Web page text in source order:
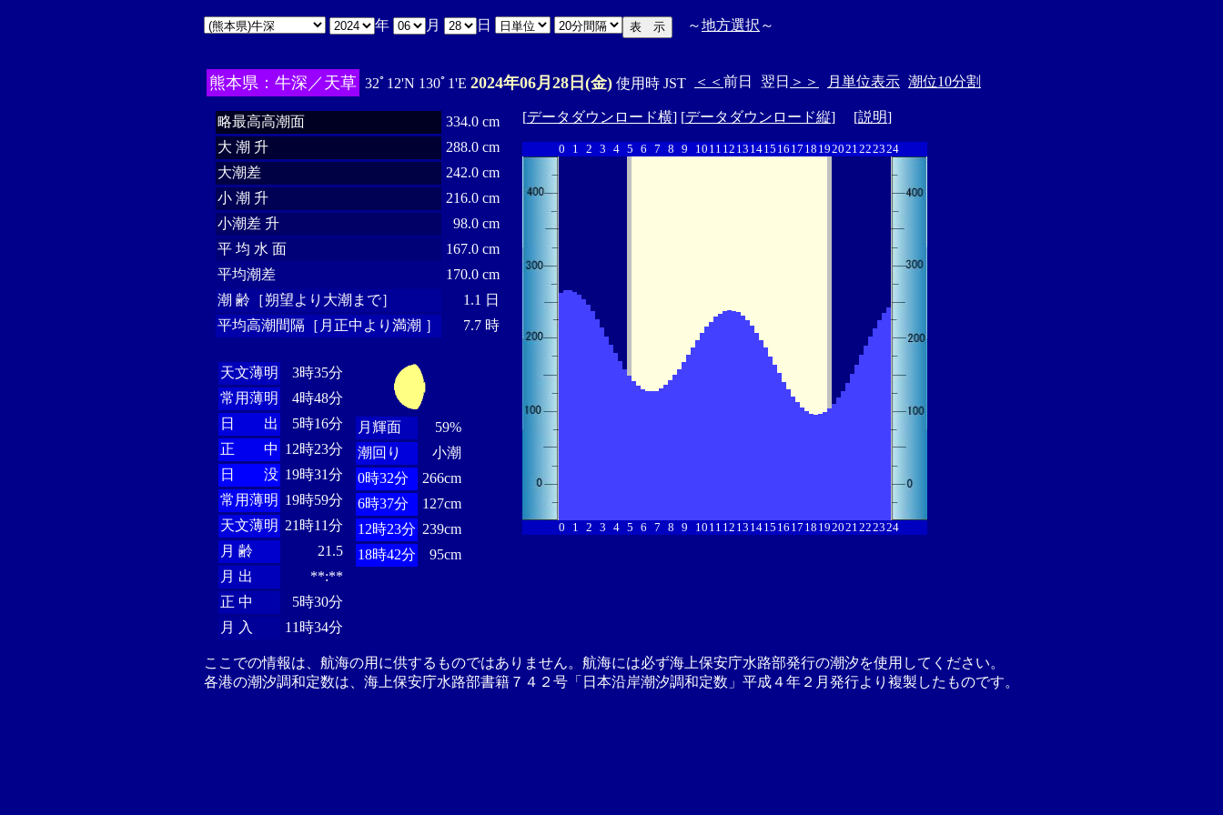
年 月 日 ～地方選択 ～
熊本県：牛深／天草 32ﾟ12'N 130ﾟ1'E 2024年06月28日(金) 使用時 JST ＜＜ 前日 翌日 ＞＞ 月単位表示 潮位10分割
略最高高潮面
334.0 cm
大 潮 升
288.0 cm
大潮差
242.0 cm
小 潮 升
216.0 cm
小潮差 升
98.0 cm
平 均 水 面
167.0 cm
平均潮差
170.0 cm
潮 齢［朔望より大潮まで］
1.1 日
平均高潮間隔［月正中より満潮 ］
7.7 時
天文薄明
3時35分
常用薄明
4時48分
日 出
5時16分
正 中 12時23分
日 没 19時31分
常用薄明 19時59分
天文薄明 21時11分
月 齢
21.5
月 出
**:**
正 中
5時30分
月 入
11時34分
月輝面
59%
潮回り
小潮
0時32分
266cm
6時37分
127cm
12時23分 239cm
18時42分
95cm
[データダウンロード横] [データダウンロード縦] [説明]
0 1 2 3 4 5 6 7 8 9 10 11 12 13 1415 16 17 18 192021222324
0 1 2 3 4 5 6 7 8 9 10 11 12 13 1415 16 17 18 192021222324
ここでの情報は、航海の用に供するものではありません。航海には必ず海上保安庁水路部発行の潮汐を使用してください。
各港の潮汐調和定数は、海上保安庁水路部書籍７４２号「日本沿岸潮汐調和定数」平成４年２月発行より複製したものです。